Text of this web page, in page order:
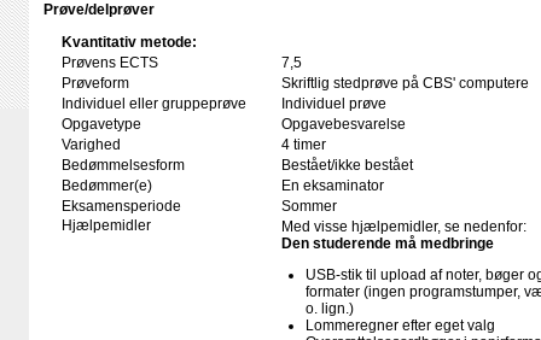
Prøve/delprøver
Kvantitativ metode:
Prøvens ECTS
7,5
Prøveform
Skriftlig stedprøve på CBS' computere
Individuel eller gruppeprøve
Individuel prøve
Opgavetype
Opgavebesvarelse
Varighed
4 timer
Bedømmelsesform
Bestået/ikke bestået
Bedømmer(e)
En eksaminator
Eksamensperiode
Sommer
Hjælpemidler
Med visse hjælpemidler, se nedenfor:
Den studerende må medbringe
USB-stik til upload af noter, bøger
formater (ingen programstumper,
o. lign.)
Lommeregner efter eget valg